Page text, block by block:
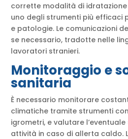
corrette modalità di
uno degli strumenti più efficaci
e patologie. Le comunicazioni
se necessario, tradotte nelle
lavoratori stranieri.
Monitoraggio e
sanitaria
È necessario monitorare
climatiche tramite strumenti
igrometri, e valutare
attività in caso di allerta caldo.